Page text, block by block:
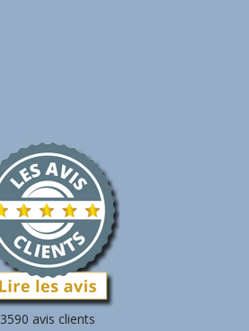
3590 avis clients